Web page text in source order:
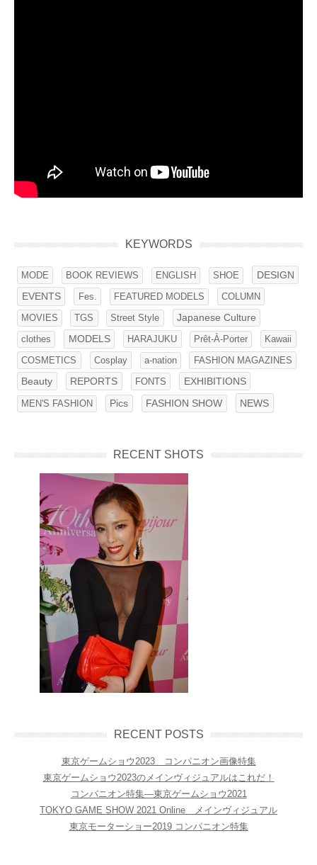
KEYWORDS
MODE BOOK REVIEWS ENGLISH SHOE DESIGN
EVENTS Fes. FEATURED MODELS COLUMN
MOVIES TGS Street Style Japanese Culture
clothes MODELS HARAJUKU Prêt-À-Porter
Kawaii
COSMETICS
Cosplay a-nation
FASHION MAGAZINES
Beauty
REPORTS FONTS EXHIBITIONS
MEN'S FASHION Pics FASHION SHOW NEWS
RECENT SHOTS
RECENT POSTS
東京ゲームショウ2023 コンパニオン画像特集
東京ゲームショウ2023のメインヴィジュアルはこれだ！
コンパニオン特集―東京ゲームショウ2021
TOKYO GAME SHOW 2021 Online メインヴィジュアル
東京モーターショー2019 コンパニオン特集